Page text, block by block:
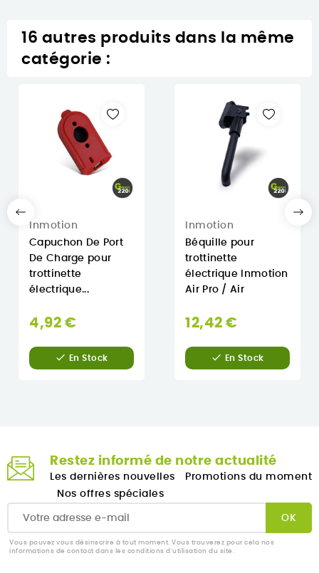
16 autres produits dans la même
catégorie :
Inmotion
Capuchon De Port
De Charge pour
trottinette
électrique...
4,92 €
 En Stock
Inmotion
Béquille pour
trottinette
électrique Inmotion
Air Pro / Air
12,42 €
 En Stock
Restez informé de notre actualité
Les dernières nouvelles
Promotions du moment
Nos offres spéciales
Vous pouvez vous désinscrire à tout moment. Vous trouverez pour cela nos
informations de contact dans les conditions d'utilisation du site.